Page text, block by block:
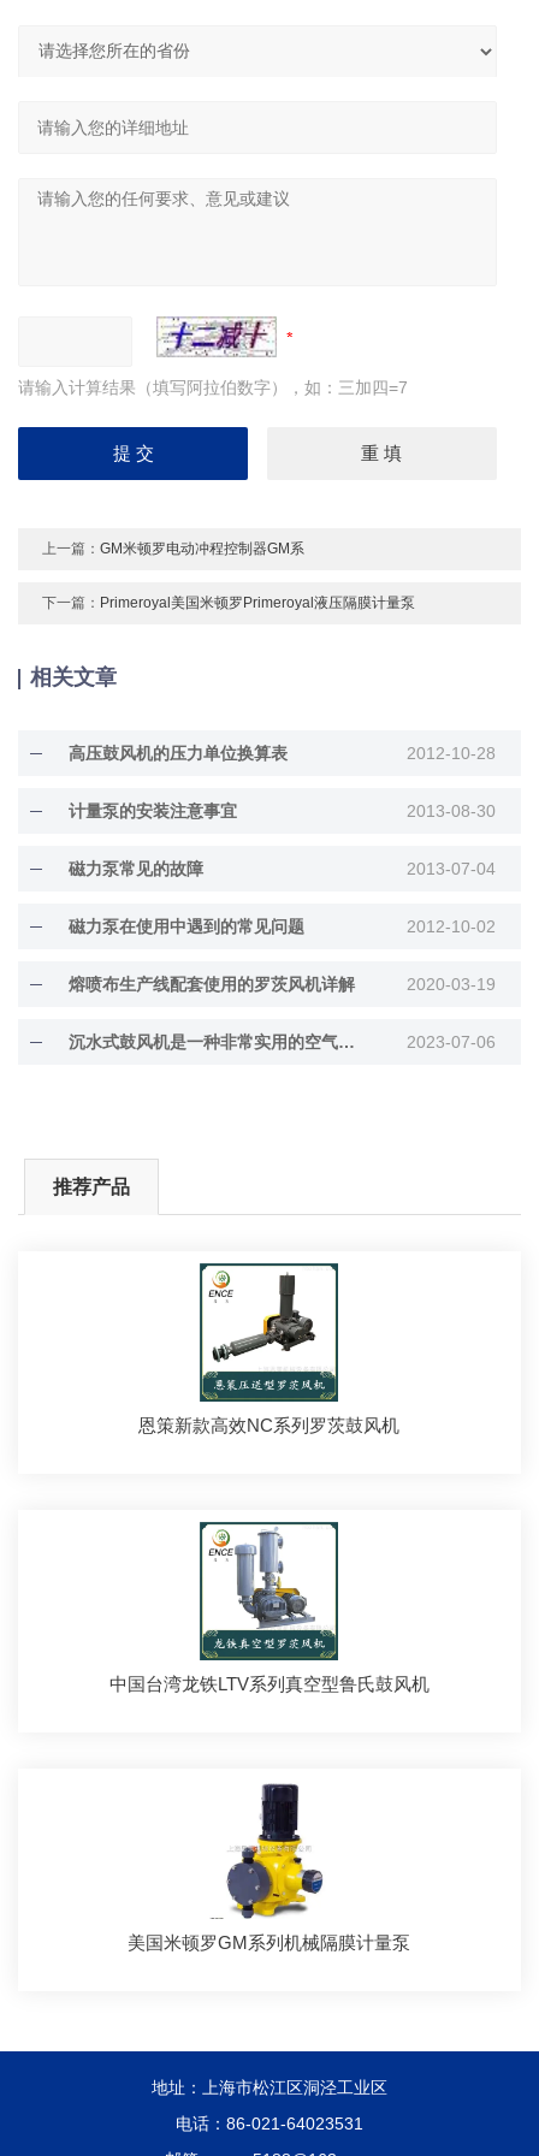
请输入计算结果（填写阿拉伯数字），如：三加四=7
上一篇：GM米顿罗电动冲程控制器GM系
下一篇： Primeroyal美国米顿罗Primeroyal液压隔膜计量泵
相关文章
高压鼓风机的压力单位换算表 2012-10-28
计量泵的安装注意事宜 2013-08-30
磁力泵常见的故障 2013-07-04
磁力泵在使用中遇到的常见问题 2012-10-02
熔喷布生产线配套使用的罗茨风机详解 2020-03-19
沉水式鼓风机是一种非常实用的空气输送设备 2023-07-06
推荐产品
恩策新款高效NC系列罗茨鼓风机
中国台湾龙铁LTV系列真空型鲁氏鼓风机
美国米顿罗GM系列机械隔膜计量泵
地址：上海市松江区洞泾工业区
电话：86-021-64023531